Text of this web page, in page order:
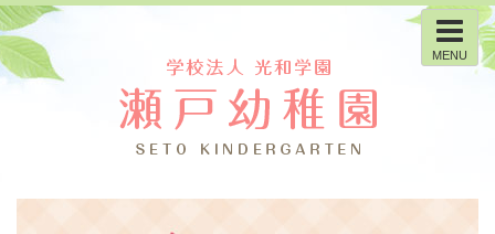
MENU